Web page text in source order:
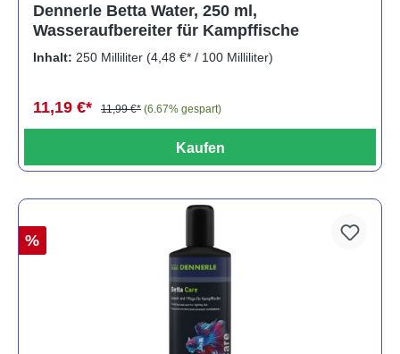
Dennerle Betta Water, 250 ml,
Wasseraufbereiter für Kampffische
Inhalt: 250 Milliliter (4,48 €* / 100 Milliliter)
11,19 €* 11,99 €* (6.67% gespart)
Kaufen
%